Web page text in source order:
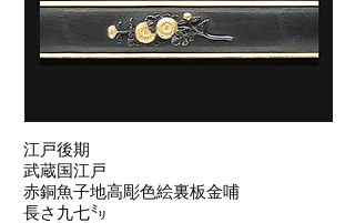
江戸後期
武蔵国江戸
赤銅魚子地高彫色絵裏板金哺
長さ九七㍉